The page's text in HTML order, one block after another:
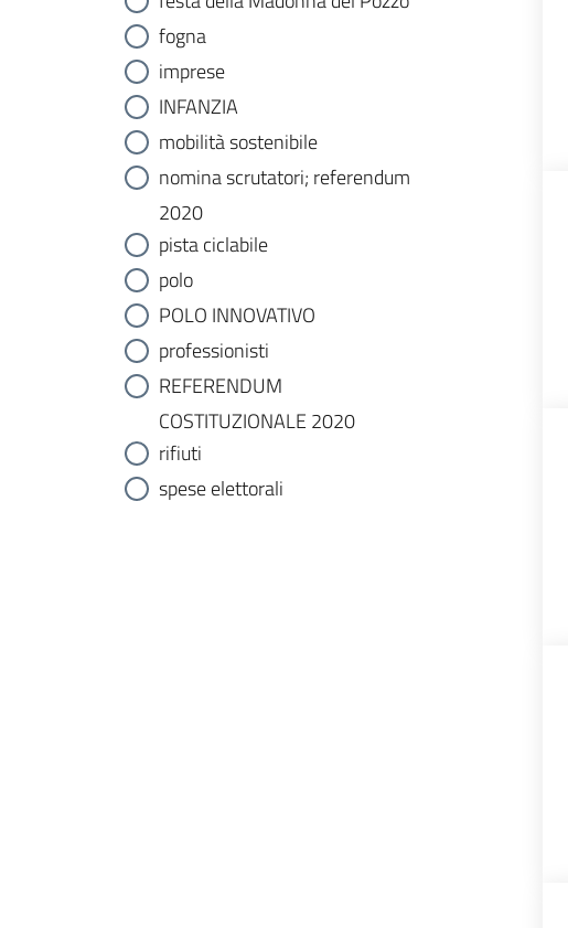
fogna
imprese
INFANZIA
mobilità sostenibile
nomina scrutatori; referendum
2020
pista ciclabile
polo
POLO INNOVATIVO
professionisti
REFERENDUM
COSTITUZIONALE 2020
rifiuti
spese elettorali